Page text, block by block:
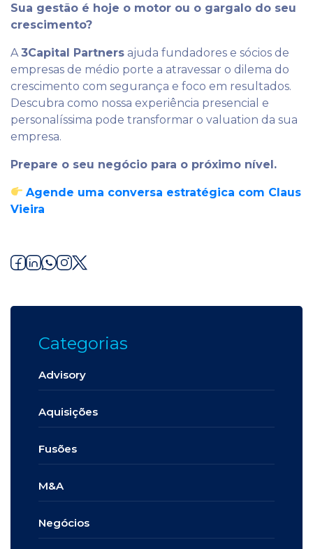
Sua gestão é hoje o motor ou o gargalo do seu
crescimento?
A 3Capital Partners ajuda fundadores e sócios de
empresas de médio porte a atravessar o dilema do
crescimento com segurança e foco em resultados.
Descubra como nossa experiência presencial e
personalíssima pode transformar o valuation da sua
empresa.
Prepare o seu negócio para o próximo nível.
Agende uma conversa estratégica com Claus
Vieira
Categorias
Advisory
Aquisições
Fusões
M&A
Negócios